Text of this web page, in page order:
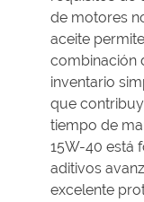
de motores
aceite
combinación
inventario
que
tiempo de
15W-40 está
aditivos
excelente